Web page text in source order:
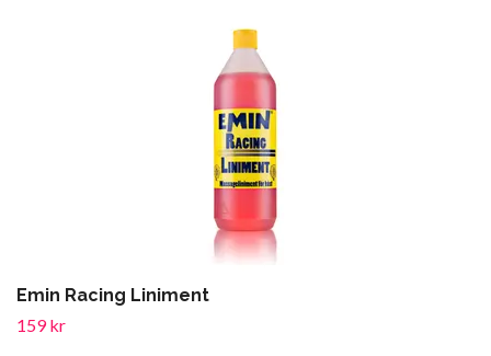
Emin Racing Liniment
159 kr